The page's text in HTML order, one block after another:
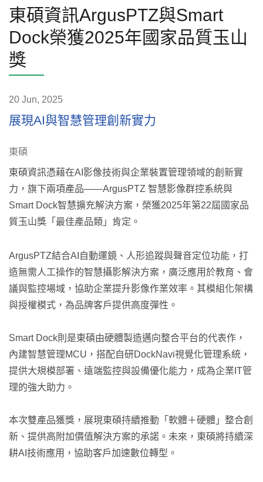
東碩資訊ArgusPTZ與Smart
Dock榮獲2025年國家品質玉山
獎
20 Jun, 2025
展現AI與智慧管理創新實力
東碩
東碩資訊憑藉在AI影像技術與企業裝置管理領域的創新實
力，旗下兩項產品——ArgusPTZ 智慧影像群控系統與
Smart Dock智慧擴充解決方案，榮獲2025年第22屆國家品
質玉山獎「最佳產品類」肯定。
ArgusPTZ結合AI自動運鏡、人形追蹤與聲音定位功能，打
造無需人工操作的智慧攝影解決方案，廣泛應用於教育、會
議與監控場域，協助企業提升影像作業效率。其模組化架構
與授權模式，為品牌客戶提供高度彈性。
Smart Dock則是東碩由硬體製造邁向整合平台的代表作，
內建智慧管理MCU，搭配自研DockNavi視覺化管理系統，
提供大規模部署、遠端監控與設備優化能力，成為企業IT管
理的強大助力。
本次雙產品獲獎，展現東碩持續推動「軟體＋硬體」整合創
新、提供高附加價值解決方案的承諾。未來，東碩將持續深
耕AI技術應用，協助客戶加速數位轉型。